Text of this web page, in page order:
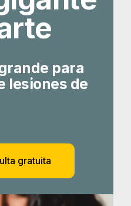
para
lesiones de
gratuita